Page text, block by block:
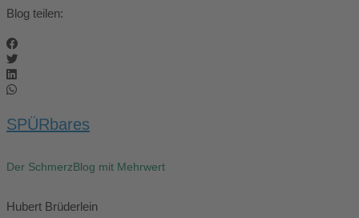
Blog teilen:
SPÜRbares
Der SchmerzBlog mit Mehrwert
Hubert Brüderlein